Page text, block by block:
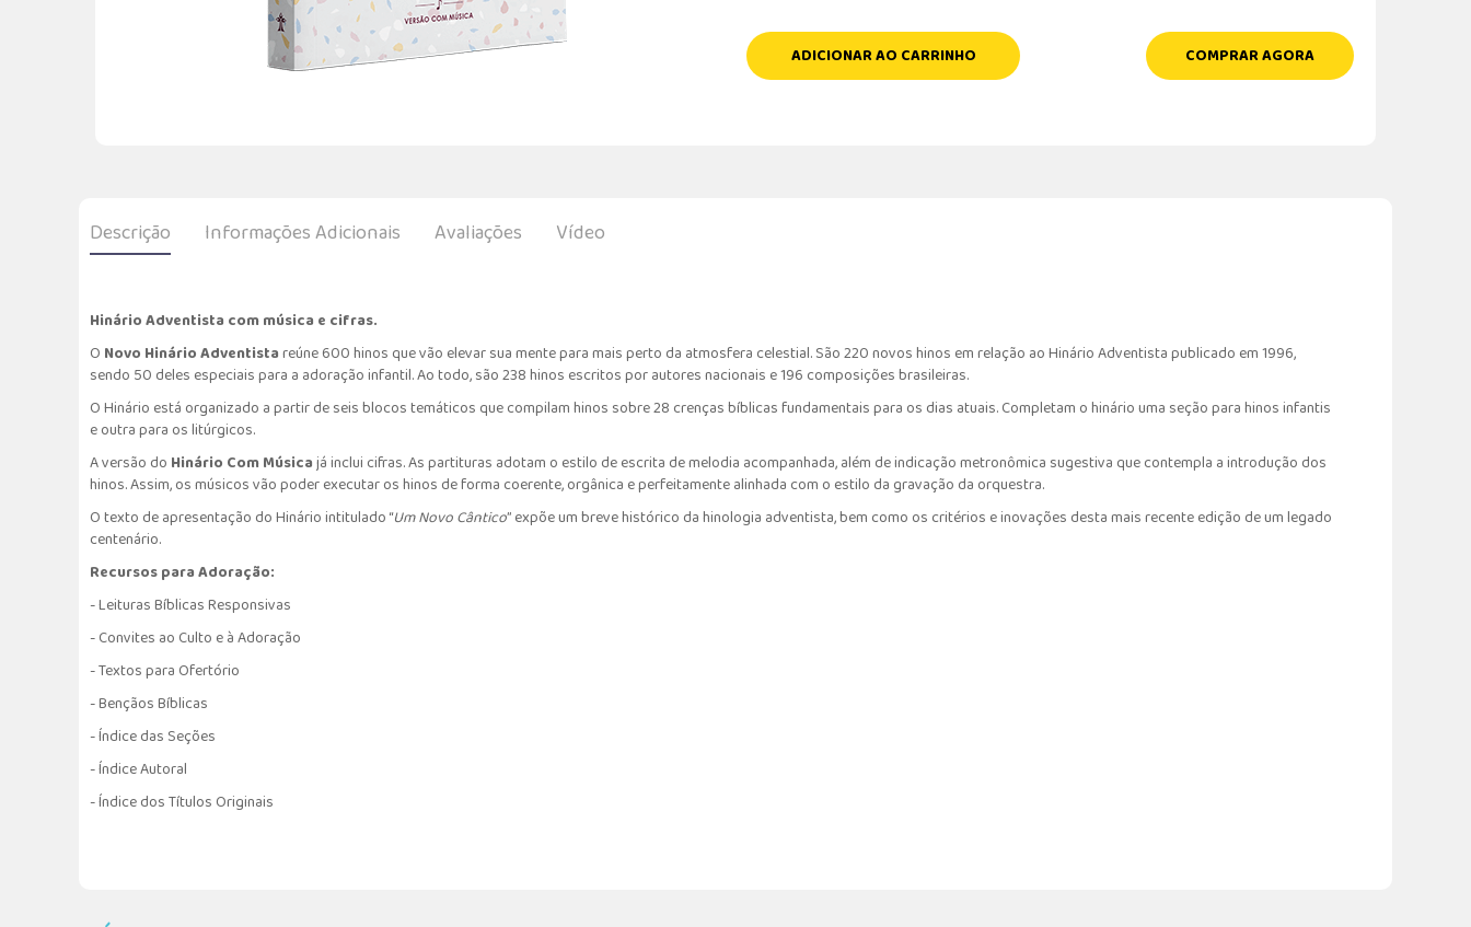
ADICIONAR AO CARRINHO COMPRAR AGORA
Descrição Informações Adicionais Avaliações Vídeo
Hinário Adventista com música e cifras.
O Novo Hinário Adventistareúne 600 hinos que vão elevar sua mente para mais perto da atmosfera celestial. São 220 novos hinos em relação ao Hinário Adventista publicado em 1996,
sendo 50 deles especiais para a adoração infantil. Ao todo, são 238 hinos escritos por autores nacionais e 196 composições brasileiras.
O Hinário está organizado a partir de seis blocos temáticos que compilam hinos sobre 28 crenças bíblicas fundamentais para os dias atuais. Completam o hinário uma seção para hinos infantis
e outra para os litúrgicos.
A versão do Hinário Com Músicajá inclui cifras. As partituras adotam o estilo de escrita de melodia acompanhada, além de indicação metronômica sugestiva que contempla a introdução dos
hinos. Assim, os músicos vão poder executar os hinos de forma coerente, orgânica e perfeitamente alinhada com o estilo da gravação da orquestra.
O texto de apresentação do Hinário intitulado “Um Novo Cântico” expõe um breve histórico da hinologia adventista, bem como os critérios e inovações desta mais recente edição de um legado
centenário.
Recursos para Adoração:
- Leituras Bíblicas Responsivas
- Convites ao Culto e à Adoração
- Textos para Ofertório
- Bençãos Bíblicas
- Índice das Seções
- Índice Autoral
- Índice dos Títulos Originais